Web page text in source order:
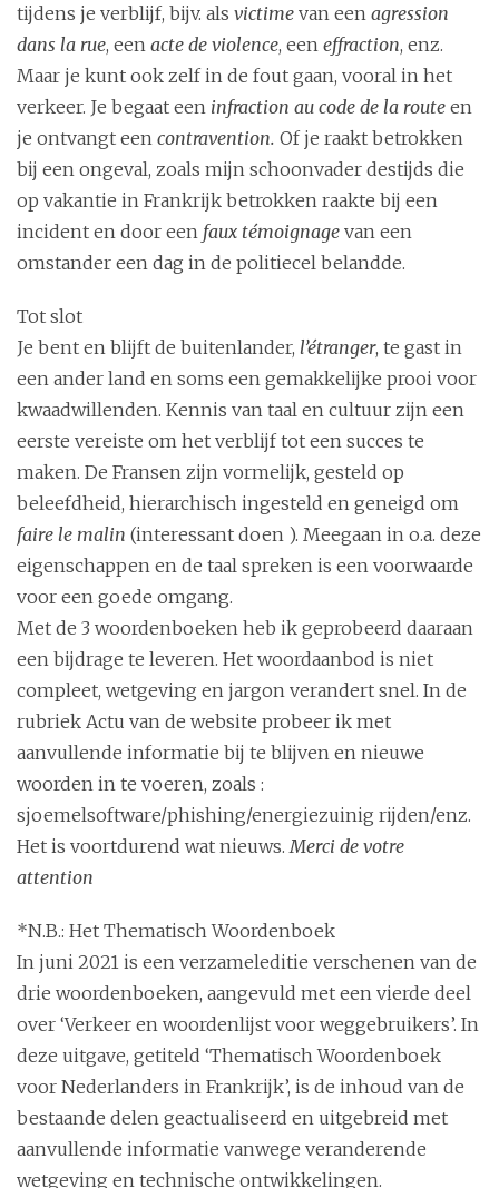
tijdens je verblijf, bijv. als victime van een agression
dans la rue, een acte de violence, een effraction, enz.
Maar je kunt ook zelf in de fout gaan, vooral in het
verkeer. Je begaat een infraction au code de la route en
je ontvangt een contravention. Of je raakt betrokken
bij een ongeval, zoals mijn schoonvader destijds die
op vakantie in Frankrijk betrokken raakte bij een
incident en door een faux témoignage van een
omstander een dag in de politiecel belandde.
Tot slot
Je bent en blijft de buitenlander, l’étranger, te gast in
een ander land en soms een gemakkelijke prooi voor
kwaadwillenden. Kennis van taal en cultuur zijn een
eerste vereiste om het verblijf tot een succes te
maken. De Fransen zijn vormelijk, gesteld op
beleefdheid, hierarchisch ingesteld en geneigd om
faire le malin (interessant doen ). Meegaan in o.a. deze
eigenschappen en de taal spreken is een voorwaarde
voor een goede omgang.
Met de 3 woordenboeken heb ik geprobeerd daaraan
een bijdrage te leveren. Het woordaanbod is niet
compleet, wetgeving en jargon verandert snel. In de
rubriek Actu van de website probeer ik met
aanvullende informatie bij te blijven en nieuwe
woorden in te voeren, zoals :
sjoemelsoftware/phishing/energiezuinig rijden/enz.
Het is voortdurend wat nieuws. Merci de votre
attention
*N.B.: Het Thematisch Woordenboek
In juni 2021 is een verzameleditie verschenen van de
drie woordenboeken, aangevuld met een vierde deel
over ‘Verkeer en woordenlijst voor weggebruikers’. In
deze uitgave, getiteld ‘Thematisch Woordenboek
voor Nederlanders in Frankrijk’, is de inhoud van de
bestaande delen geactualiseerd en uitgebreid met
aanvullende informatie vanwege veranderende
wetgeving en technische ontwikkelingen.